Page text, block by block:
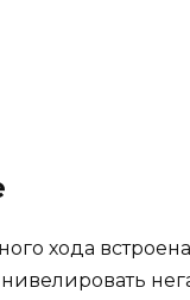
хода
нивелировать